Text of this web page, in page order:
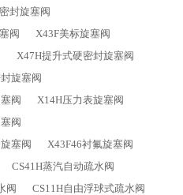
封旋塞阀
阀
X43F美标旋塞阀
X47H提升式硬密封旋塞阀
旋塞阀
阀
X14H压力表旋塞阀
阀
塞阀
X43F46衬氟旋塞阀
CS41H蒸汽自动疏水阀
阀
CS11H自由浮球式疏水阀